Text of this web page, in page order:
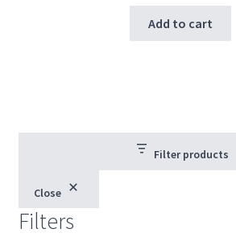
Add to cart
Filter products
Close
Filters